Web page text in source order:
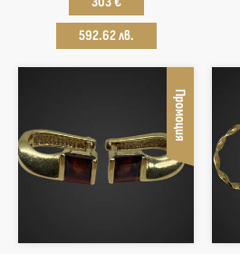
592.62 лв.
Промоция